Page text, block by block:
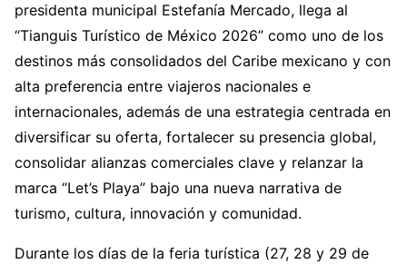
presidenta municipal Estefanía Mercado, llega al
“Tianguis Turístico de México 2026” como uno de los
destinos más consolidados del Caribe mexicano y con
alta preferencia entre viajeros nacionales e
internacionales, además de una estrategia centrada en
diversificar su oferta, fortalecer su presencia global,
consolidar alianzas comerciales clave y relanzar la
marca “Let’s Playa” bajo una nueva narrativa de
turismo, cultura, innovación y comunidad.
Durante los días de la feria turística (27, 28 y 29 de